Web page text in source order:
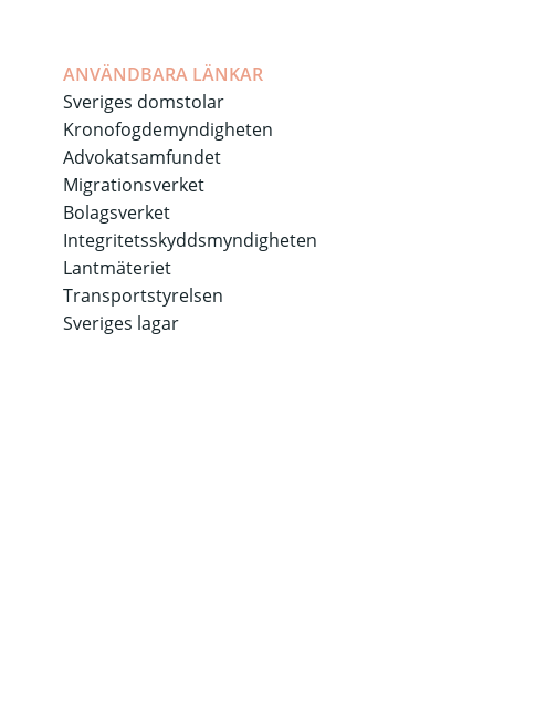
ANVÄNDBARA LÄNKAR
Sveriges domstolar
Kronofogdemyndigheten
Advokatsamfundet
Migrationsverket
Bolagsverket
Integritetsskyddsmyndigheten
Lantmäteriet
Transportstyrelsen
Sveriges lagar